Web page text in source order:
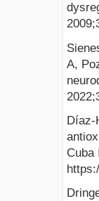
A,
Díaz-
Cuba